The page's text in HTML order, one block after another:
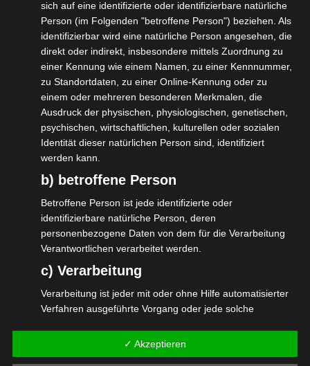
auf der Bühne im Paul-Löbe-Haus
(Abgeordneten-Haus) war.
Prof. Monika Schnitzer, Vorsitzende des
Sachverständigenrats zur Begutachtung
der gesamtwirtschaftlichen Entwicklung
(Wirtschaftsweise), hielt eine Keynote und
konnte an einigen Charts erläutern, wieso
die wirtschaftliche Situation ist, wie sie ist:
schwierig.
Im Anschluss an eine Panelgesprächsrunde
gab es an Thementischen die Möglichkeit
mit den Fachbereichen direkt zu sprechen.
gemacht.
Fazit: es ist noch viel zu tun. Wir bleiben
Im Bild mit MdB Sandra Stein – Mittelstand
sich auf eine identifizierte oder identifizierbare natürliche
Person (im Folgenden "betroffene Person") beziehen. Als
identifizierbar wird eine natürliche Person angesehen, die
direkt oder indirekt, insbesondere mittels Zuordnung zu
einer Kennung wie einem Namen, zu einer Kennnummer,
zu Standortdaten, zu einer Online-Kennung oder zu
einem oder mehreren besonderen Merkmalen, die
Ausdruck der physischen, physiologischen, genetischen,
psychischen, wirtschaftlichen, kulturellen oder sozialen
Identität dieser natürlichen Person sind, identifiziert
werden kann.
b) betroffene Person
Betroffene Person ist jede identifizierte oder
identifizierbare natürliche Person, deren
personenbezogene Daten von dem für die Verarbeitung
Verantwortlichen verarbeitet werden.
c) Verarbeitung
Verarbeitung ist jeder mit oder ohne Hilfe automatisierter
Verfahren ausgeführte Vorgang oder jede solche
personenbezogenen Daten wie das Erheben, das
Erfassen, die Organisation, das Ordnen, die Speicherung,
✓ Akzeptieren